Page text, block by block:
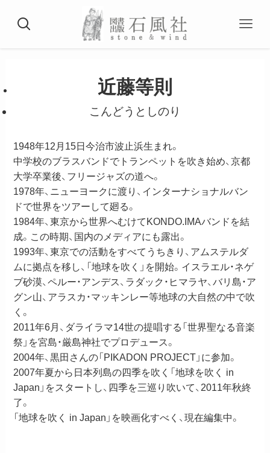
近藤等則
こんどうとしのり
1948年12月15日今治市波止浜生まれ。
中学校のブラスバンドでトランペットを吹き始め、京都
大学卒業後、フリージャズの道へ。
1978年、ニューヨークに渡り、インターナショナルバン
ドで世界をツアーして廻る。
1984年、東京から世界へむけてKONDO.IMAバンドを結
成。この時期、国内のメディアにも露出。
1993年、東京での活動をすべてうちきり、アムステルダ
ムに拠点を移し、「地球を吹く」を開始。イスラエル・ネゲ
ブ砂漠、ペルー・アンデス、ラダック・ヒマラヤ、バリ島・ア
グン山、アラスカ・マッキンレー等地球の大自然の中で吹
く。
2011年6月、ダライラマ14世の提唱する「世界聖なる音楽
祭」を宮島・厳島神社でプロデュース。
2004年、黒田さんの「PIKADON PROJECT」に参加。
2007年夏から日本列島の四季を吹く「地球を吹く in
Japan」をスタートし、四季を三巡り吹いて、2011年秋終
了。
「地球を吹く in Japan」を映画化すべく、現在編集中。